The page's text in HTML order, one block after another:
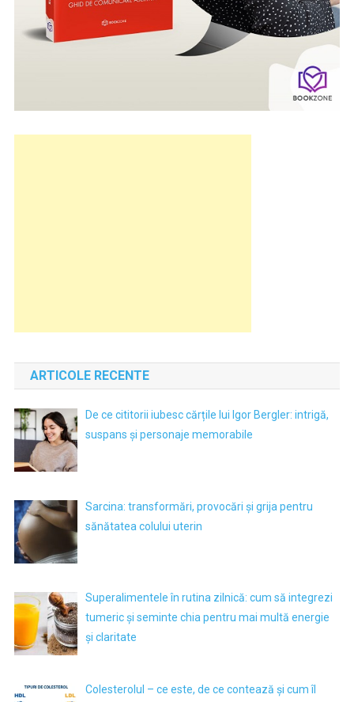
ARTICOLE RECENTE
De ce cititorii iubesc cărțile lui Igor Bergler: intrigă,
suspans și personaje memorabile
Sarcina: transformări, provocări și grija pentru
sănătatea colului uterin
Superalimentele în rutina zilnică: cum să integrezi
tumeric și seminte chia pentru mai multă energie
și claritate
Colesterolul – ce este, de ce contează și cum îl